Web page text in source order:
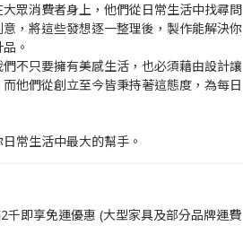
眾消費者身上，他們從日常生活中找尋問
，將這些發想逐一整理後，製作能解決你
。
不只要擁有美感生活，也必須藉由設計讓
他們從創立至今皆秉持著這態度，為每日
常生活中最大的幫手。
千即享免運優惠 (大型家具及部分品牌運費